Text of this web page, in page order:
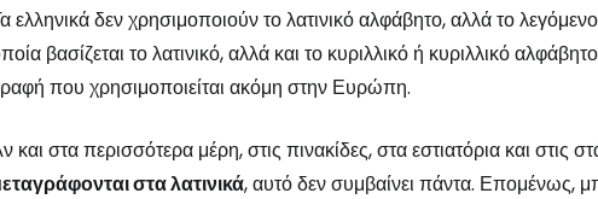
ελληνικά δεν χρησιμοποιούν το λατινικό αλφάβητο, αλλά το λεγόμενο
βασίζεται το λατινικό, αλλά και το κυριλλικό ή κυριλλικό
που χρησιμοποιείται ακόμη στην Ευρώπη.
και στα περισσότερα μέρη, στις πινακίδες, στα εστιατόρια και στις
στα λατινικά, αυτό δεν συμβαίνει πάντα. Επομένως,